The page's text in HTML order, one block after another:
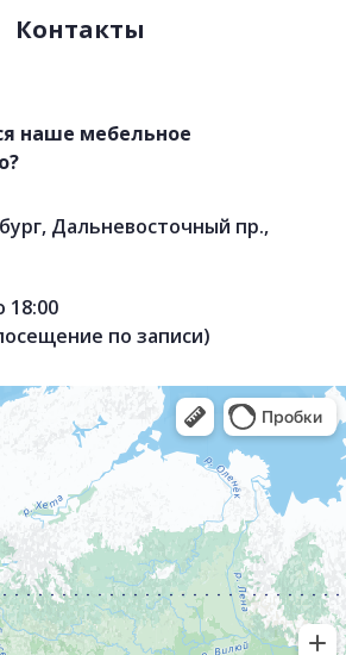
Контакты
наше мебельное
Дальневосточный пр.,
18:00
по записи)